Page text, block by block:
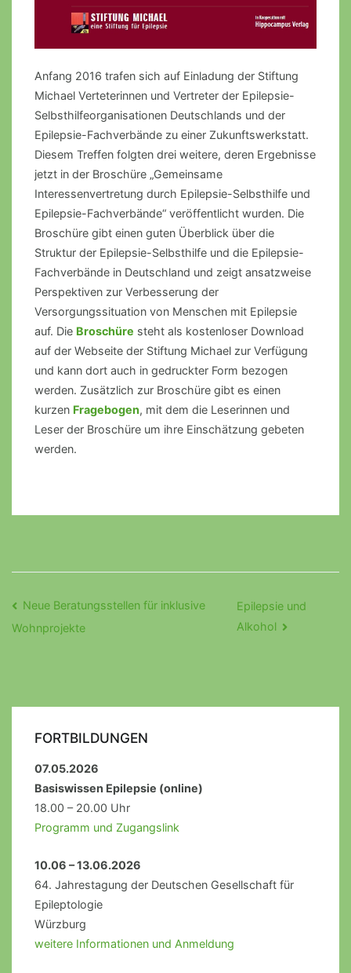
Anfang 2016 trafen sich auf Einladung der Stiftung
Michael Verteterinnen und Vertreter der Epilepsie-
Selbsthilfeorganisationen Deutschlands und der
Epilepsie-Fachverbände zu einer Zukunftswerkstatt.
Diesem Treffen folgten drei weitere, deren Ergebnisse
jetzt in der Broschüre „Gemeinsame
Interessenvertretung durch Epilepsie-Selbsthilfe und
Epilepsie-Fachverbände“ veröffentlicht wurden. Die
Broschüre gibt einen guten Überblick über die
Struktur der Epilepsie-Selbsthilfe und die Epilepsie-
Fachverbände in Deutschland und zeigt ansatzweise
Perspektiven zur Verbesserung der
Versorgungssituation von Menschen mit Epilepsie
auf. Die Broschüre steht als kostenloser Download
auf der Webseite der Stiftung Michael zur Verfügung
und kann dort auch in gedruckter Form bezogen
werden. Zusätzlich zur Broschüre gibt es einen
kurzen Fragebogen, mit dem die Leserinnen und
Leser der Broschüre um ihre Einschätzung gebeten
werden.
Beitragsnavigation
Neue Beratungsstellen für inklusive
Wohnprojekte
Epilepsie und
Alkohol
FORTBILDUNGEN
07.05.2026
Basiswissen Epilepsie (online)
18.00 – 20.00 Uhr
Programm und Zugangslink
10.06 – 13.06.2026
64. Jahrestagung der Deutschen Gesellschaft für
Epileptologie
Würzburg
weitere Informationen und Anmeldung